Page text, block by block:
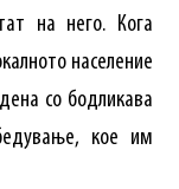
на него. Кога
население
со бодликава
кое им